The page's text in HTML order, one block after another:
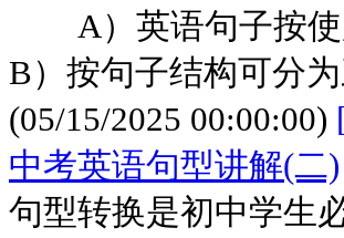
A）英语句子按使
B）按句子结构可分为
(05/15/2025 00:00:00)
中考英语句型讲解(二)
句型转换是初中学生